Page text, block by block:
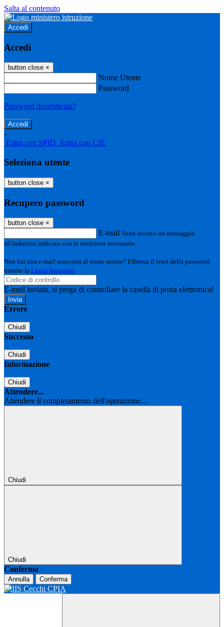
Salta al contenuto
Accedi
Accedi
button close ×
Nome Utente
Password
Password dimenticata?
-
Entra con SPID Entra con CIE
Seleziona utente
button close ×
Recupero password
button close ×
E-mail Verrà inviato un messaggio
all'indirizzo indicato con le istruzioni necessarie.
Non hai una e-mail associata al nome utente? Effettua il reset della password
tramite la Login Spaggiari
E-mail inviata, si prega di controllare la casella di posta elettronica!
Errore
Chiudi
Successo
Chiudi
Informazione
Chiudi
Attendere...
Attendere il completamento dell'operazione...
Chiudi
Chiudi
Conferma
Annulla Conferma